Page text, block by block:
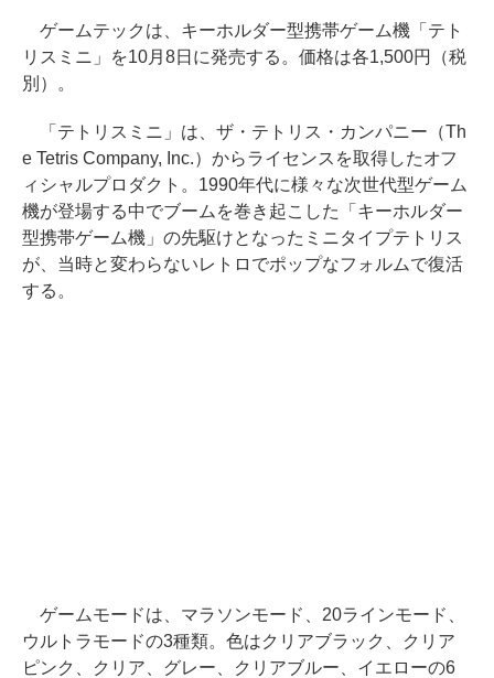
ゲームテックは、キーホルダー型携帯ゲーム機「テト
リスミニ」を10月8日に発売する。価格は各1,500円（税
別）。
「テトリスミニ」は、ザ・テトリス・カンパニー（Th
e Tetris Company, Inc.）からライセンスを取得したオフ
ィシャルプロダクト。1990年代に様々な次世代型ゲーム
機が登場する中でブームを巻き起こした「キーホルダー
型携帯ゲーム機」の先駆けとなったミニタイプテトリス
が、当時と変わらないレトロでポップなフォルムで復活
する。
ゲームモードは、マラソンモード、20ラインモード、
ウルトラモードの3種類。色はクリアブラック、クリア
ピンク、クリア、グレー、クリアブルー、イエローの6